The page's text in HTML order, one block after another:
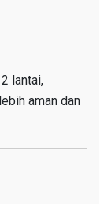
lantai,
aman dan